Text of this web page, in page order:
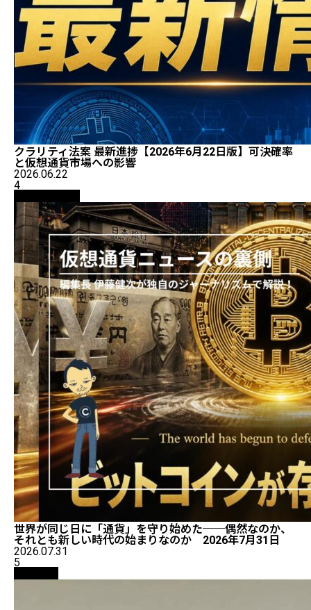
クラリティ法案 最新進捗【2026年6月22日版】可決確率
と仮想通貨市場への影響
2026.06.22
4
世界が同じ日に「通貨」を守り始めた──偶然なのか、
それとも新しい時代の始まりなのか 2026年7月31日
2026.07.31
5